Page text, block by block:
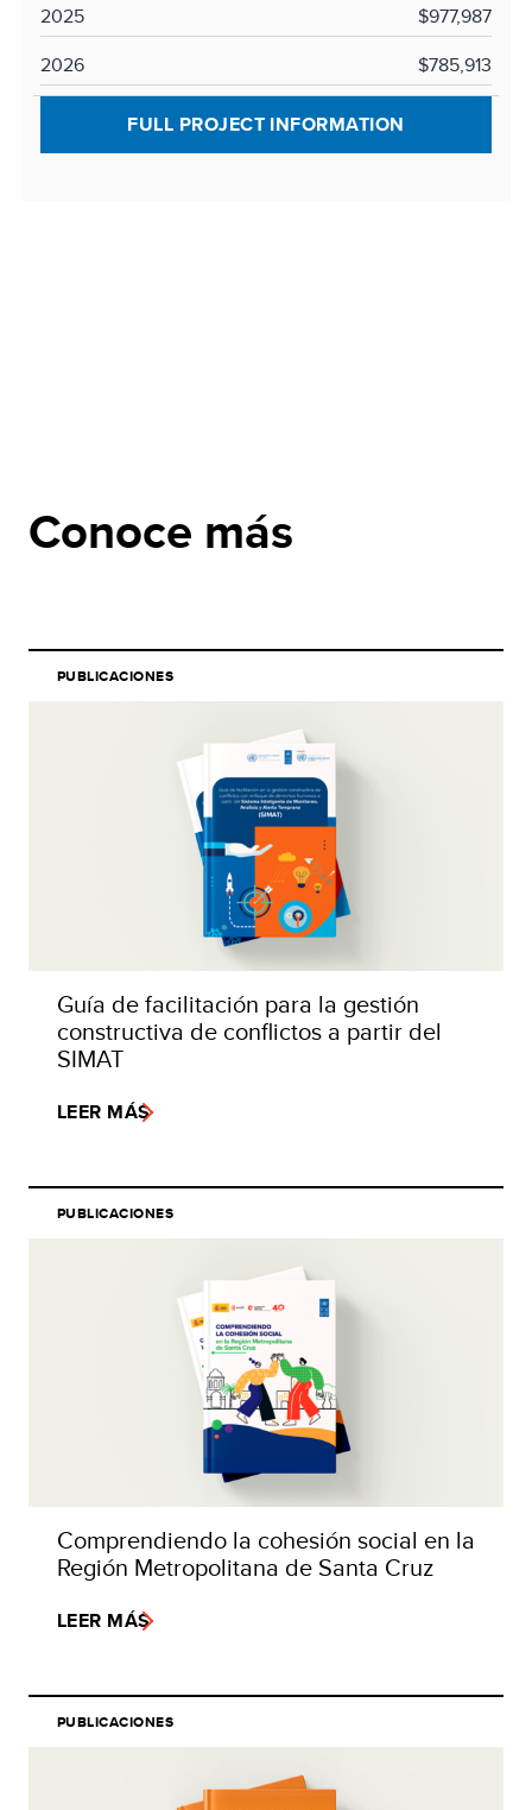
2025
$977,987
2026
$785,913
FULL PROJECT INFORMATION
Conoce más
PUBLICACIONES
Guía de facilitación para la gestión
constructiva de conflictos a partir del
SIMAT
LEER MÁS
PUBLICACIONES
Comprendiendo la cohesión social en la
Región Metropolitana de Santa Cruz
LEER MÁS
PUBLICACIONES